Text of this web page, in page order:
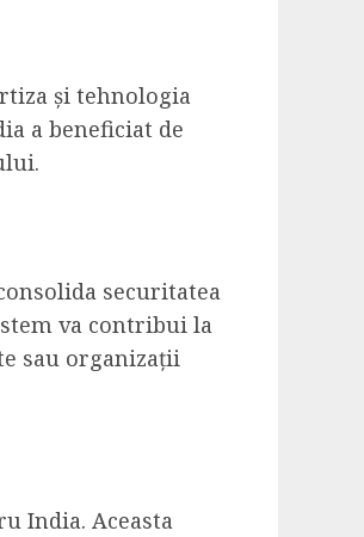
și tehnologia
a beneficiat de
securitatea
va contribui la
sau organizații
India. Aceasta